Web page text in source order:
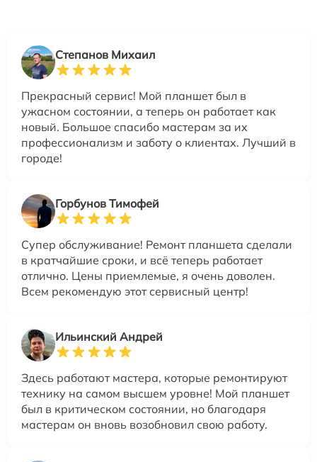
Степанов Михаил
Прекрасный сервис! Мой планшет был в
ужасном состоянии, а теперь он работает как
новый. Большое спасибо мастерам за их
профессионализм и заботу о клиентах. Лучший в
городе!
Горбунов Тимофей
Супер обслуживание! Ремонт планшета сделали
в кратчайшие сроки, и всё теперь работает
отлично. Цены приемлемые, я очень доволен.
Всем рекомендую этот сервисный центр!
Ильинский Андрей
Здесь работают мастера, которые ремонтируют
технику на самом высшем уровне! Мой планшет
был в критическом состоянии, но благодаря
мастерам он вновь возобновил свою работу.